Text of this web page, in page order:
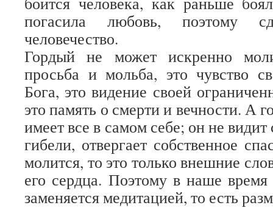
погасила любовь, поэтому
человечество.
Гордый не может искренно
просьба и мольба, это чувство
Бога, это видение своей
это память о смерти и вечности. А
имеет все в самом себе; он не
гибели, отвергает собственное
молится, то это только внешние
его сердца. Поэтому в наше
заменяется медитацией, то есть